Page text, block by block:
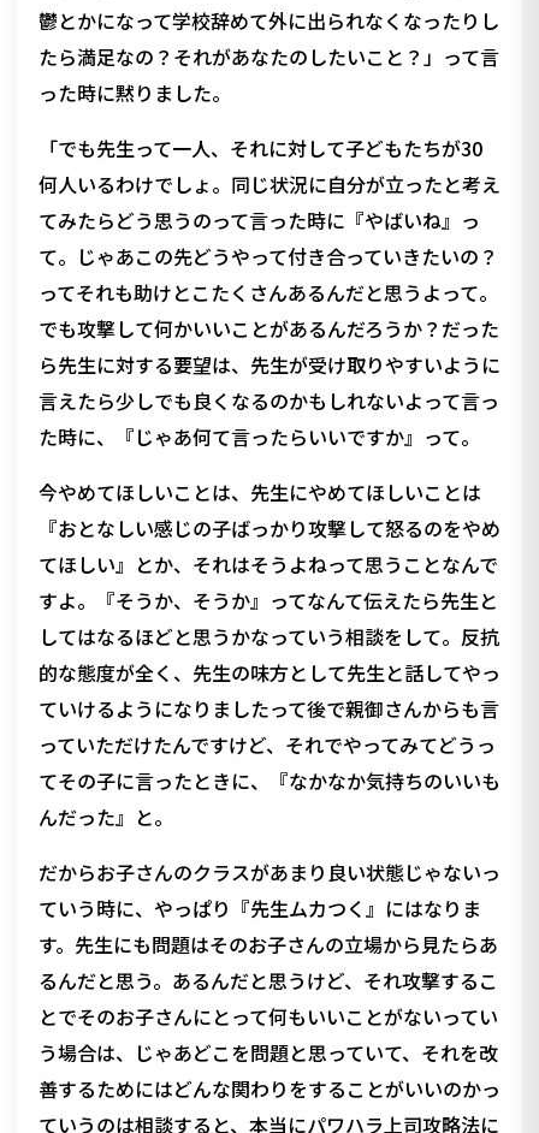
鬱とかになって学校辞めて外に出られなくなったりし
たら満足なの？それがあなたのしたいこと？」って言
った時に黙りました。
「でも先生って一人、それに対して子どもたちが30
何人いるわけでしょ。同じ状況に自分が立ったと考え
てみたらどう思うのって言った時に『やばいね』っ
て。じゃあこの先どうやって付き合っていきたいの？
ってそれも助けとこたくさんあるんだと思うよって。
でも攻撃して何かいいことがあるんだろうか？だった
ら先生に対する要望は、先生が受け取りやすいように
言えたら少しでも良くなるのかもしれないよって言っ
た時に、『じゃあ何て言ったらいいですか』って。
今やめてほしいことは、先生にやめてほしいことは
『おとなしい感じの子ばっかり攻撃して怒るのをやめ
てほしい』とか、それはそうよねって思うことなんで
すよ。『そうか、そうか』ってなんて伝えたら先生と
してはなるほどと思うかなっていう相談をして。反抗
的な態度が全く、先生の味方として先生と話してやっ
ていけるようになりましたって後で親御さんからも言
っていただけたんですけど、それでやってみてどうっ
てその子に言ったときに、『なかなか気持ちのいいも
んだった』と。
だからお子さんのクラスがあまり良い状態じゃないっ
ていう時に、やっぱり『先生ムカつく』にはなりま
す。先生にも問題はそのお子さんの立場から見たらあ
るんだと思う。あるんだと思うけど、それ攻撃するこ
とでそのお子さんにとって何もいいことがないってい
う場合は、じゃあどこを問題と思っていて、それを改
善するためにはどんな関わりをすることがいいのかっ
ていうのは相談すると、本当にパワハラ上司攻略法に